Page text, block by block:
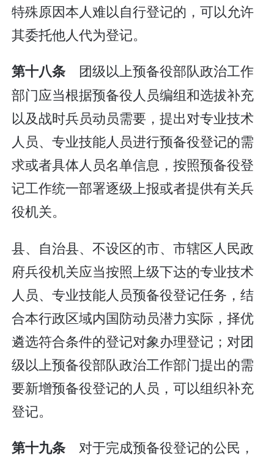
特殊原因本人难以自行登记的，可以允许
其委托他人代为登记。
第十八条 团级以上预备役部队政治工作
部门应当根据预备役人员编组和选拔补充
以及战时兵员动员需要，提出对专业技术
人员、专业技能人员进行预备役登记的需
求或者具体人员名单信息，按照预备役登
记工作统一部署逐级上报或者提供有关兵
役机关。
县、自治县、不设区的市、市辖区人民政
府兵役机关应当按照上级下达的专业技术
人员、专业技能人员预备役登记任务，结
合本行政区域内国防动员潜力实际，择优
遴选符合条件的登记对象办理登记；对团
级以上预备役部队政治工作部门提出的需
要新增预备役登记的人员，可以组织补充
登记。
第十九条对于完成预备役登记的公民，